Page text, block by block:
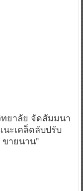
ยาลัย จัดสัมมนา
นะเคล็ดลับปรับ
ขายนาน”